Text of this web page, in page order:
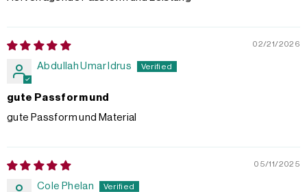
02/21/2026
Abdullah Umar Idrus
gute Passform und
gute Passform und Material
05/11/2025
Cole Phelan